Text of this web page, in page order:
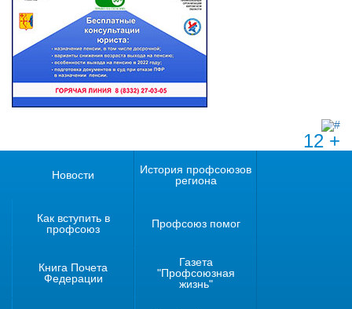
12 +
Новости
История профсоюзов
региона
Как вступить в
профсоюз
Профсоюз помог
Книга Почета
Федерации
Газета
"Профсоюзная
жизнь"